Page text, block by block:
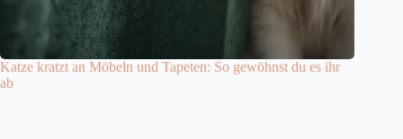
Katze kratzt an Möbeln und Tapeten: So gewöhnst du es ihr
ab